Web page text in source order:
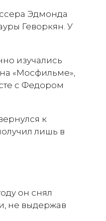
Эдмонда
Геворкян. У
изучались
«Мосфильме»,
с Федором
к
лишь в
он снял
не выдержав